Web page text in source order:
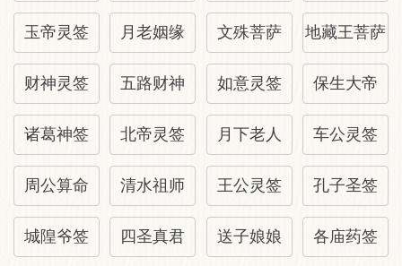
观音灵签60:整体解译
以错误的方法拯救事情，结果问题反更加严
重。
甚至连累其他的事情
若问前途与结果
玉帝灵签 月老姻缘 文殊菩萨 地藏王菩萨
财神灵签 五路财神 如意灵签 保生大帝
诸葛神签 北帝灵签 月下老人 车公灵签
周公算命 清水祖师 王公灵签 孔子圣签
城隍爷签 四圣真君 送子娘娘 各庙药签